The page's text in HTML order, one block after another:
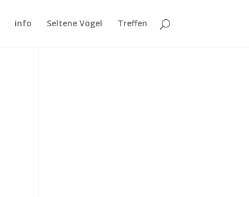
info Seltene Vögel Treffen